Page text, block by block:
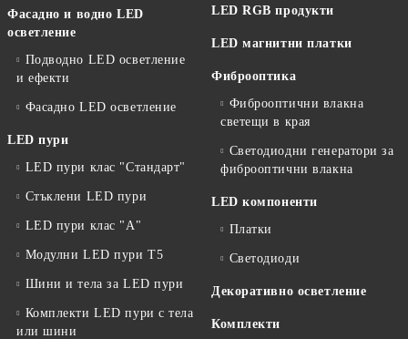
Фасадно и водно LED
осветление
Подводно LED осветление
и ефекти
Фасадно LED осветление
LED пури
LED пури клас "Стандарт"
Стъклени LED пури
LED пури клас "А"
Модулни LED пури T5
Шини и тела за LED пури
Комплекти LED пури с тела
или шини
LED RGB продукти
LED магнитни платки
Фиброоптика
Фиброоптични влакна
светещи в края
Светодиодни генератори за
фиброоптични влакна
LED компоненти
Платки
Светодиоди
Декоративно осветление
Комплекти